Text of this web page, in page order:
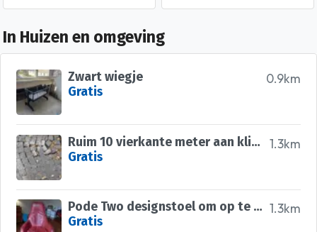
In Huizen en omgeving
0.9km
Zwart wiegje
Gratis
1.3km
Ruim 10 vierkante meter aan klinkers
Gratis
1.3km
Pode Two designstoel om op te knappen
Gratis